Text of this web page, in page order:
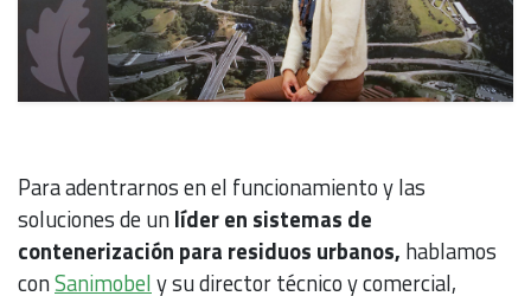
Para adentrarnos en el funcionamiento y las
soluciones de unlíder en sistemas de
contenerización para residuos urbanos, hablamos
conSanimobely sudirector técnico y comercial,